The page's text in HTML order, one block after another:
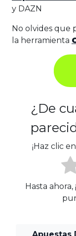
y DAZN
No olvides que
la herramienta
¿De
¡Haz clic
Hasta